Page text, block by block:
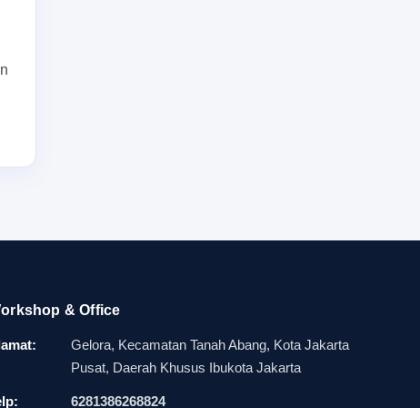
Anak
juga
saat
ingin
& Office
Gelora, Kecamatan Tanah Abang, Kota Jakarta
Pusat, Daerah Khusus Ibukota Jakarta
6281386268824